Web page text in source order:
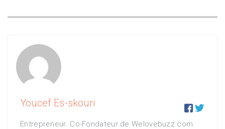
Youcef Es-skouri 

Entrepreneur. Co-Fondateur de Welovebuzz.com.